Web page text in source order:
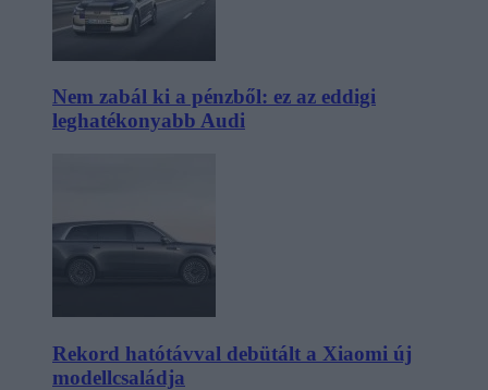
Nem zabál ki a pénzből: ez az eddigi
leghatékonyabb Audi
Rekord hatótávval debütált a Xiaomi új
modellcsaládja